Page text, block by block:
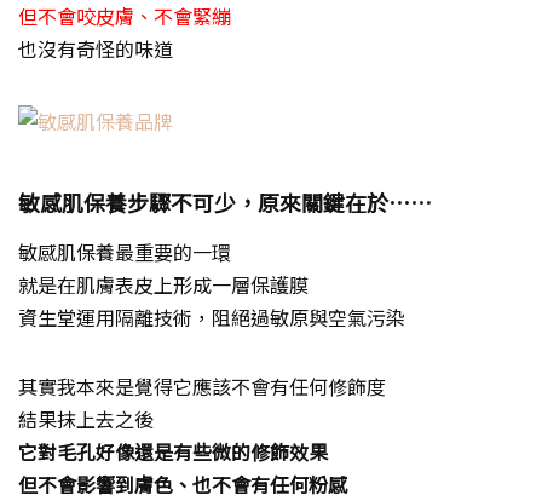
但不會咬皮膚、不會緊繃
也沒有奇怪的味道
敏感肌保養步驟不可少，原來關鍵在於……
敏感肌保養最重要的一環
就是在肌膚表皮上形成一層保護膜
資生堂運用隔離技術， 阻絕過敏原與空氣污染
其實我本來是覺得它應該不會有任何修飾度
結果抹上去之後
它對毛孔好像還是有些微的修飾效果
但不會影響到膚色、也不會有任何粉感